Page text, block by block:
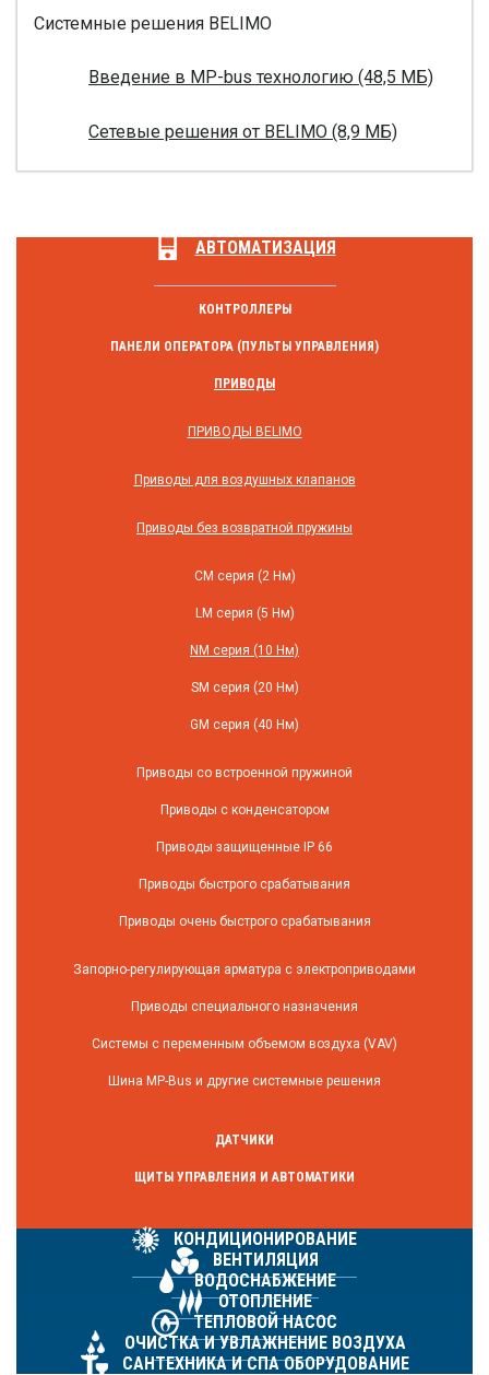
Системные решения BELIMO
Введение в MP-bus технологию (48,5 МБ)
Сетевые решения от BELIMO (8,9 МБ)
АВТОМАТИЗАЦИЯ
КОНТРОЛЛЕРЫ
ПАНЕЛИ ОПЕРАТОРА (ПУЛЬТЫ УПРАВЛЕНИЯ)
ПРИВОДЫ
ПРИВОДЫ BELIMO
Приводы для воздушных клапанов
Приводы без возвратной пружины
СM серия (2 Нм)
LM серия (5 Нм)
NM серия (10 Нм)
SM серия (20 Нм)
GM серия (40 Нм)
Приводы со встроенной пружиной
Приводы с конденсатором
Приводы защищенные IP 66
Приводы быстрого срабатывания
Приводы очень быстрого срабатывания
Запорно-регулирующая арматура с электроприводами
Приводы специального назначения
Системы с переменным объемом воздуха (VAV)
Шина MP-Bus и другие системные решения
ДАТЧИКИ
ЩИТЫ УПРАВЛЕНИЯ И АВТОМАТИКИ
КОНДИЦИОНИРОВАНИЕ
ВЕНТИЛЯЦИЯ
ВОДОСНАБЖЕНИЕ
ОТОПЛЕНИЕ
ТЕПЛОВОЙ НАСОС
ОЧИСТКА И УВЛАЖНЕНИЕ ВОЗДУХА
САНТЕХНИКА И СПА ОБОРУДОВАНИЕ